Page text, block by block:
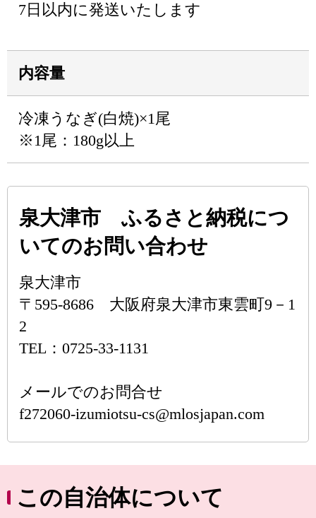
7日以内に発送いたします
内容量
冷凍うなぎ(白焼)×1尾
※1尾：180g以上
泉大津市 ふるさと納税につ
いてのお問い合わせ
泉大津市
〒595-8686 大阪府泉大津市東雲町9－1
2
TEL：0725-33-1131
メールでのお問合せ
f272060-izumiotsu-cs@mlosjapan.com
この自治体について